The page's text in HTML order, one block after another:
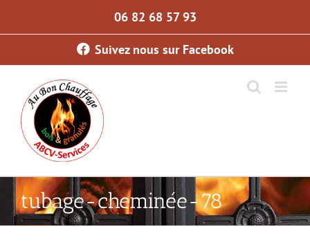
06 82 68 57 93
Suivez nous sur Facebook
tubage-cheminée-78